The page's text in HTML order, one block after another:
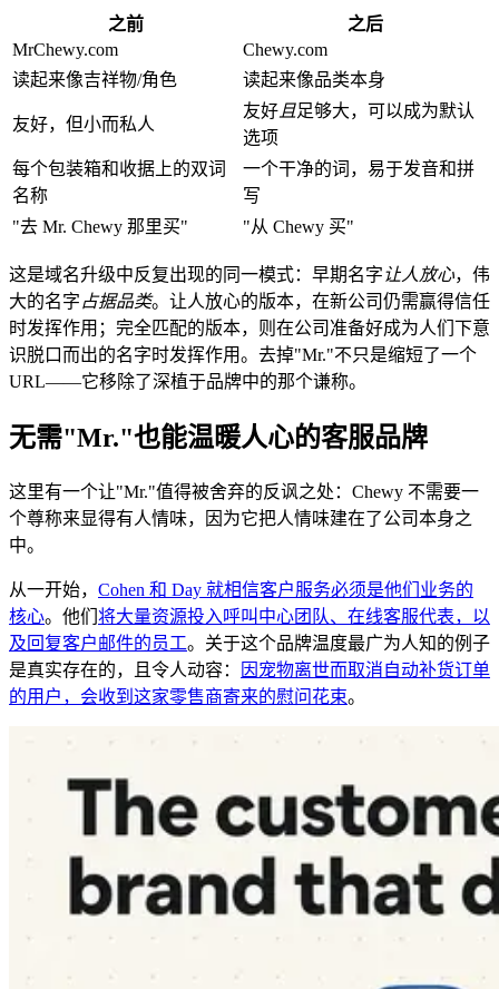
之前
之后
MrChewy.com
Chewy.com
读起来像吉祥物/角色
读起来像品类本身
友好，但小而私人
友好且足够大，可以成为默认
选项
每个包装箱和收据上的双词
名称
一个干净的词，易于发音和拼
写
"去 Mr. Chewy 那里买"
"从 Chewy 买"
这是域名升级中反复出现的同一模式：早期名字让人放心，伟
大的名字占据品类。让人放心的版本，在新公司仍需赢得信任
时发挥作用；完全匹配的版本，则在公司准备好成为人们下意
识脱口而出的名字时发挥作用。去掉"Mr."不只是缩短了一个
URL——它移除了深植于品牌中的那个谦称。
无需"Mr."也能温暖人心的客服品牌
这里有一个让"Mr."值得被舍弃的反讽之处：Chewy 不需要一
个尊称来显得有人情味，因为它把人情味建在了公司本身之
中。
从一开始， Cohen 和 Day 就相信客户服务必须是他们业务的
核心。他们 将大量资源投入呼叫中心团队、在线客服代表，以
及回复客户邮件的员工。关于这个品牌温度最广为人知的例子
是真实存在的，且令人动容：
因宠物离世而取消自动补货订单
的用户，会收到这家零售商寄来的慰问花束。